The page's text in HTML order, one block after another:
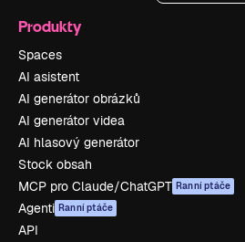
Produkty
Spaces
AI asistent
AI generátor obrázků
AI generátor videa
AI hlasový generátor
Stock obsah
MCP pro Claude/ChatGPT Ranní ptáče
Agenti Ranní ptáče
API